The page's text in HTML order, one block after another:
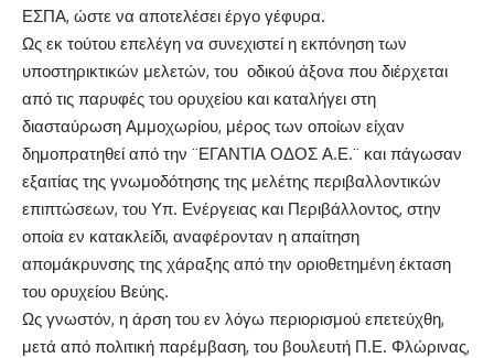
ΕΣΠΑ, ώστε να αποτελέσει έργο γέφυρα.
Ως εκ τούτου επελέγη να συνεχιστεί η εκπόνηση των
υποστηρικτικών μελετών, του οδικού άξονα που διέρχεται
από τις παρυφές του ορυχείου και καταλήγει στη
διασταύρωση Αμμοχωρίου, μέρος των οποίων είχαν
δημοπρατηθεί από την ¨ΕΓΑΝΤΙΑ ΟΔΟΣ Α.Ε.¨ και πάγωσαν
εξαιτίας της γνωμοδότησης της μελέτης περιβαλλοντικών
επιπτώσεων, του Υπ. Ενέργειας και Περιβάλλοντος, στην
οποία εν κατακλείδι, αναφέρονταν η απαίτηση
απομάκρυνσης της χάραξης από την οριοθετημένη έκταση
του ορυχείου Βεύης.
Ως γνωστόν, η άρση του εν λόγω περιορισμού επετεύχθη,
μετά από πολιτική παρέμβαση, του βουλευτή Π.Ε. Φλώρινας,